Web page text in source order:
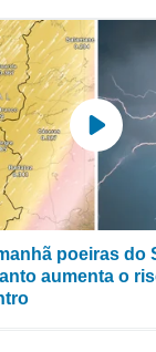
poeiras do
aumenta o